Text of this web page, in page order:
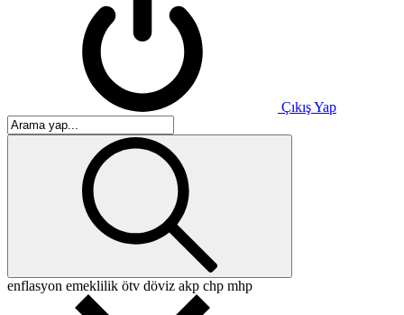
Çıkış Yap
enflasyon emeklilik ötv döviz akp chp mhp